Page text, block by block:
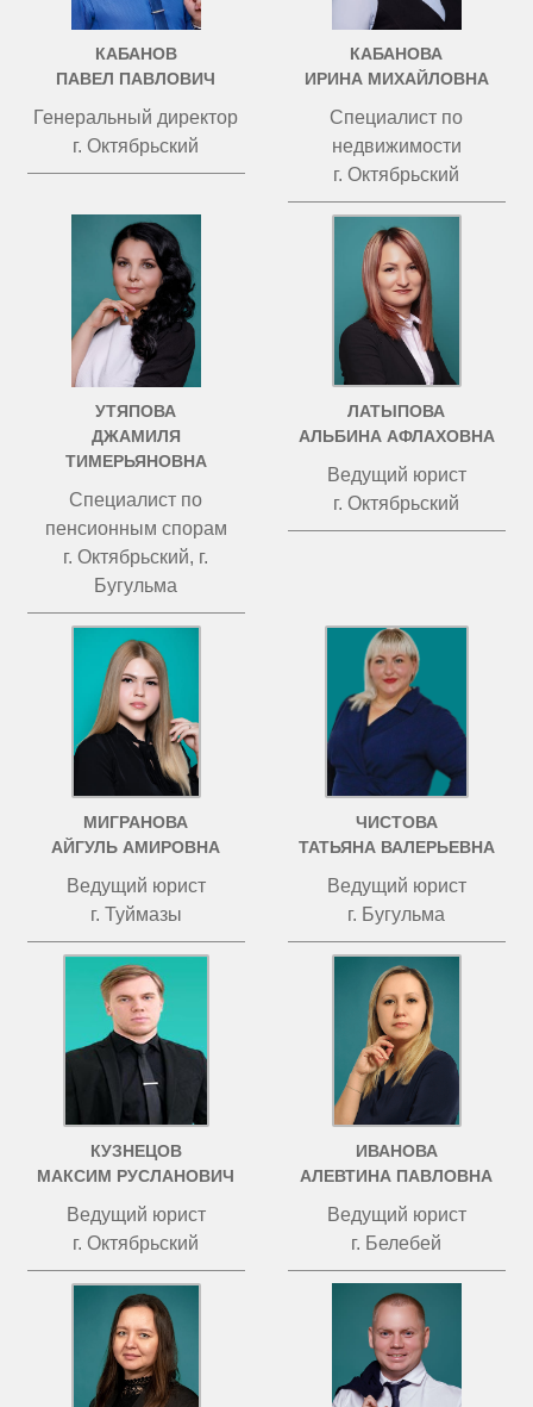
КАБАНОВ
ПАВЕЛ ПАВЛОВИЧ
Генеральный директор
г. Октябрьский
КАБАНОВА
ИРИНА МИХАЙЛОВНА
Специалист по
недвижимости
г. Октябрьский
УТЯПОВА
ДЖАМИЛЯ
ТИМЕРЬЯНОВНА
Специалист по
пенсионным спорам
г. Октябрьский, г.
Бугульма
ЛАТЫПОВА
АЛЬБИНА АФЛАХОВНА
Ведущий юрист
г. Октябрьский
МИГРАНОВА
АЙГУЛЬ АМИРОВНА
Ведущий юрист
г. Туймазы
ЧИСТОВА
ТАТЬЯНА ВАЛЕРЬЕВНА
Ведущий юрист
г. Бугульма
КУЗНЕЦОВ
МАКСИМ РУСЛАНОВИЧ
Ведущий юрист
г. Октябрьский
ИВАНОВА
АЛЕВТИНА ПАВЛОВНА
Ведущий юрист
г. Белебей